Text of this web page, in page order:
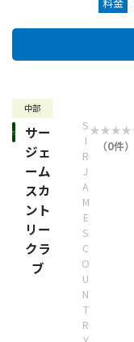
中部
サー
ジェ
ーム
スカ
ント
リー
クラ
ブ
S
I
R
J
A
M
E
S
C
O
U
N
T
R
（0件）